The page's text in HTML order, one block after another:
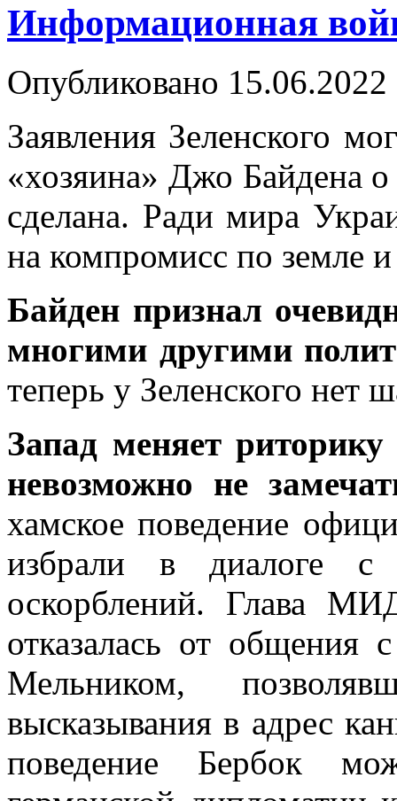
Информационная
Опубликовано
Заявления Зеленского
«хозяина» Джо Байдена
сделана. Ради мира
на компромисс по земле и
Байден признал
многими другими
теперь у Зеленского нет
Запад меняет
невозможно не
хамское поведение
избрали в диалоге
оскорблений. Глава
отказалась от общения
Мельником,
высказывания в адрес
поведение Бербок